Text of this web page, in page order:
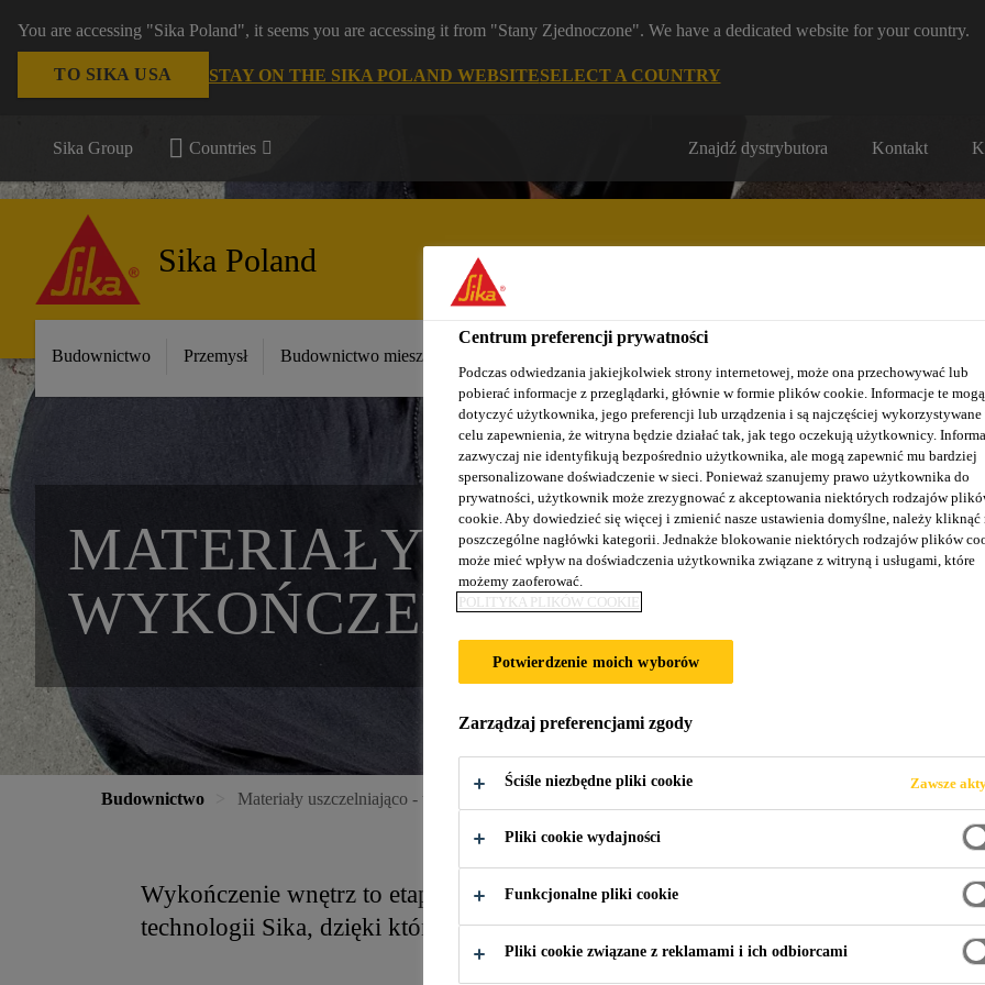
You are accessing "Sika Poland", it seems you are accessing it from "Stany Zjednoczone". We have a dedicated website for your country.
TO SIKA USA STAY ON THE SIKA POLAND WEBSITESELECT A COUNTRY
Sika Group Countries Znajdź dystrybutora Kontakt
Sika Poland
Budownictwo Przemysł Budownictwo mieszkaniowe
MATERIAŁY USZCZELNIAJĄCO
WYKOŃCZENIOWE
Budownictwo Materiały uszczelniająco - wykończeniowe
Wykończenie wnętrz to etap budowy, który wymaga szczególnie dużego
technologii Sika, dzięki którym można osiągnąć wymarzony efekt końcowy i
Centrum preferencji prywatności
Podczas odwiedzania jakiejkolwiek strony internetowej, może ona przechowywać lub
pobierać informacje z przeglądarki, głównie w formie plików cookie. Informacje te mogą
dotyczyć użytkownika, jego preferencji lub urządzenia i są najczęściej wykorzystywane
celu zapewnienia, że witryna będzie działać tak, jak tego oczekują użytkownicy.
zazwyczaj nie identyfikują bezpośrednio użytkownika, ale mogą zapewnić mu bardziej
spersonalizowane doświadczenie w sieci. Ponieważ szanujemy prawo użytkownika do
prywatności, użytkownik może zrezygnować z akceptowania niektórych rodzajów
cookie. Aby dowiedzieć się więcej i zmienić nasze ustawienia domyślne, należy kliknąć
poszczególne nagłówki kategorii. Jednakże blokowanie niektórych rodzajów plików
może mieć wpływ na doświadczenia użytkownika związane z witryną i usługami, które
możemy zaoferować.
POLITYKA PLIKÓW COOKIE
Potwierdzenie moich wyborów
Zarządzaj preferencjami zgody
Ściśle niezbędne pliki cookie Zawsze
Pliki cookie wydajności
Funkcjonalne pliki cookie
Pliki cookie związane z reklamami i ich odbiorcami